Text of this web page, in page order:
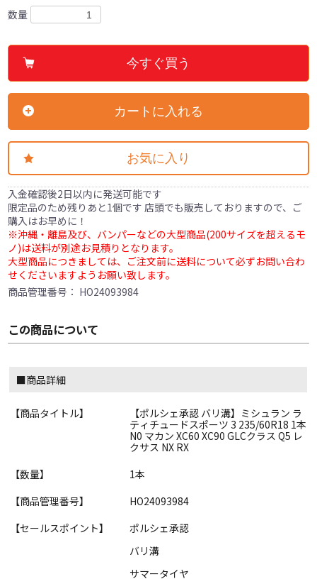
数量
今すぐ買う
カートに入れる
お気に入り
入金確認後2日以内に発送可能です
限定品のため残りあと1個です 店頭でも販売しておりますので、ご
購入はお早めに！
※沖縄・離島及び、バンパーなどの大型商品(200サイズを超えるモ
ノ)は送料が別途お見積りとなります。
大型商品につきましては、ご注文前に送料について必ずお問い合わ
せくださいますようお願い致します。
商品管理番号： HO24093984
この商品について
■商品詳細
【商品タイトル】
【ポルシェ承認 バリ溝】ミシュラン ラ
ティチュードスポーツ 3 235/60R18 1本
N0 マカン XC60 XC90 GLCクラス Q5 レ
クサス NX RX
【数量】
1本
【商品管理番号】
HO24093984
【セールスポイント】
ポルシェ承認
バリ溝
サマータイヤ